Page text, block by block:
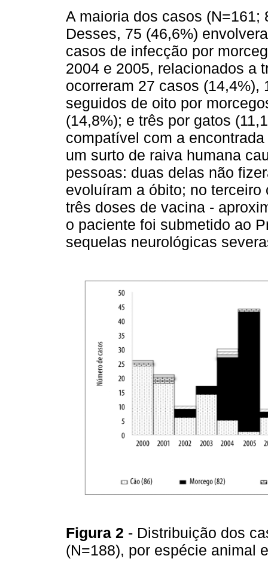
A maioria dos casos (N=161;
Desses, 75 (46,6%)
casos de infecção por
2004 e 2005, relacionados a
ocorreram 27 casos (14,4%),
seguidos de oito por
(14,8%); e três por gatos
compatível com a
um surto de raiva humana
pessoas: duas delas não
evoluíram a óbito; no
três doses de vacina -
o paciente foi submetido ao
sequelas neurológicas
Figura 2 - Distribuição dos
(N=188), por espécie animal